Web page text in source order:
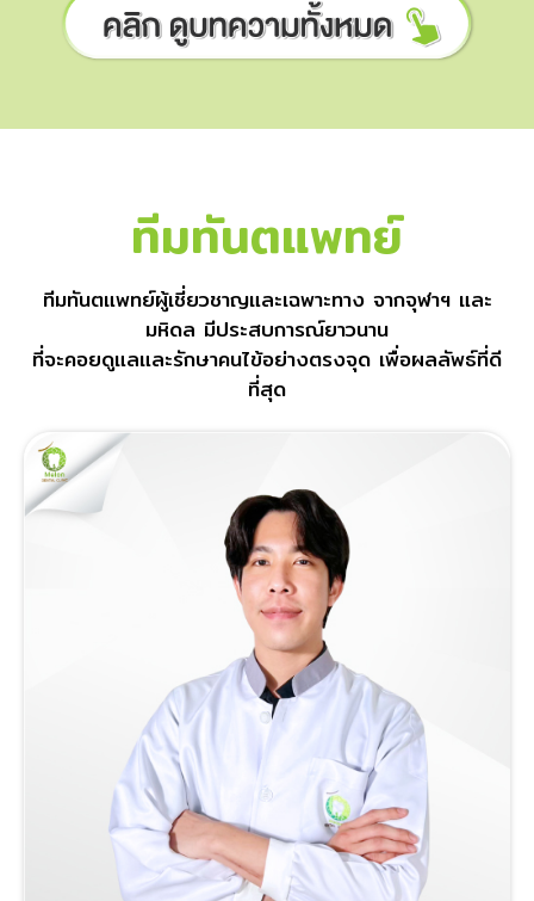
ทีมทันตแพทย์
ทีมทันตแพทย์ผู้เชี่ยวชาญและเฉพาะทาง จากจุฬาฯ และ
มหิดล มีประสบการณ์ยาวนาน
ที่จะคอยดูแลและรักษาคนไข้อย่างตรงจุด เพื่อผลลัพธ์ที่ดี
ที่สุด